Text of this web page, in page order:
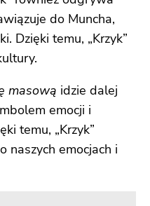
do Muncha,
Dzięki temu, „Krzyk”
masową idzie dalej
emocji i
temu, „Krzyk”
naszych emocjach i